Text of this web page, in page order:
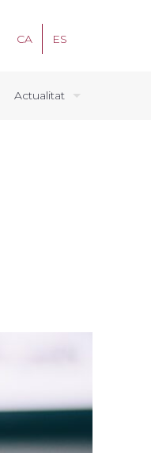
Actualitat
CA ES